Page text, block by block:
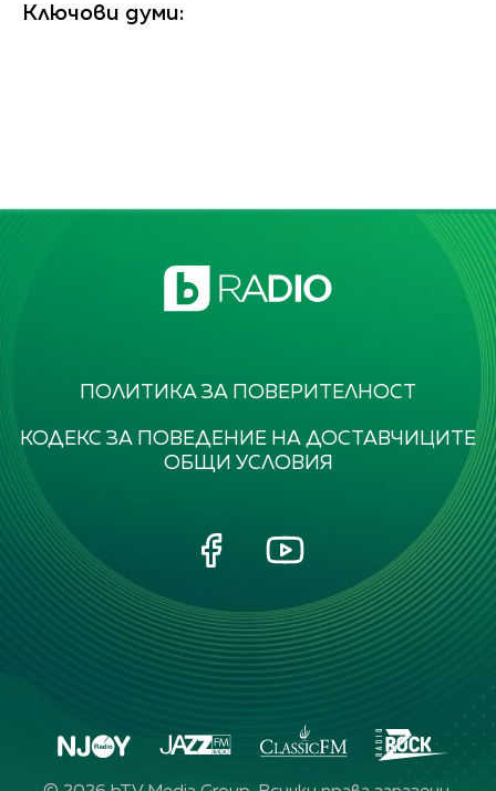
Ключови думи:
ПОЛИТИКА ЗА ПОВЕРИТЕЛНОСТ
КОДЕКС ЗА ПОВЕДЕНИЕ НА ДОСТАВЧИЦИТЕ
ОБЩИ УСЛОВИЯ